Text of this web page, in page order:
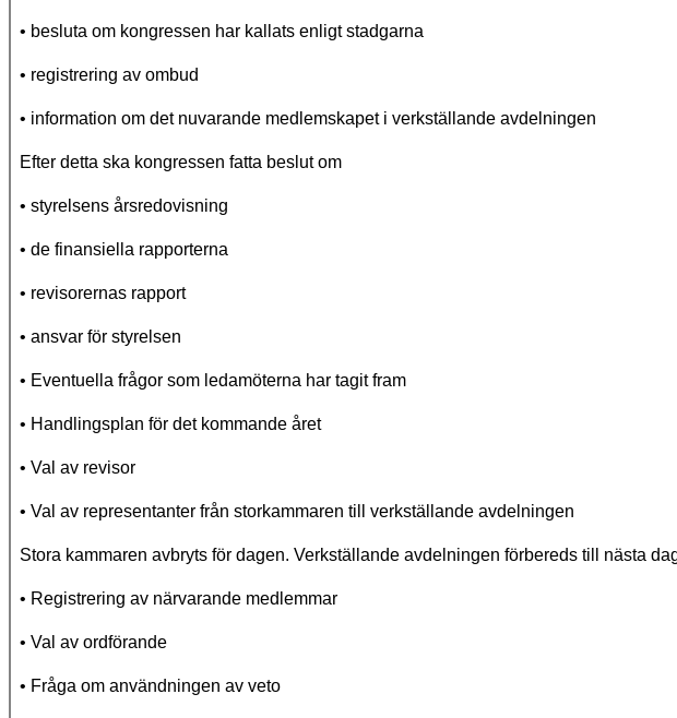
• besluta om kongressen har kallats enligt stadgarna
• registrering av ombud
• information om det nuvarande medlemskapet i verkställande avdelningen
Efter detta ska kongressen fatta beslut om
• styrelsens årsredovisning
• de finansiella rapporterna
• revisorernas rapport
• ansvar för styrelsen
• Eventuella frågor som ledamöterna har tagit fram
• Handlingsplan för det kommande året
• Val av revisor
• Val av representanter från storkammaren till verkställande avdelningen
Stora kammaren avbryts för dagen. Verkställande avdelningen förbereds till nästa
• Registrering av närvarande medlemmar
• Val av ordförande
• Fråga om användningen av veto